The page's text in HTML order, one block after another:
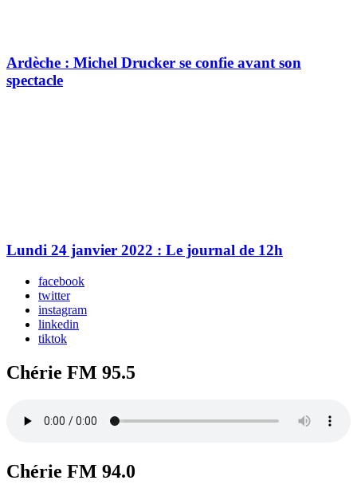
Ardèche : Michel Drucker se confie avant son
spectacle
Lundi 24 janvier 2022 : Le journal de 12h
facebook
twitter
instagram
linkedin
tiktok
Chérie FM 95.5
Chérie FM 94.0